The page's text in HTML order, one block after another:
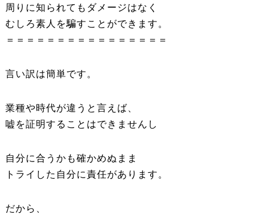
周りに知られてもダメージはなく
むしろ素人を騙すことができます。
＝＝＝＝＝＝＝＝＝＝＝＝＝＝＝＝
言い訳は簡単です。
業種や時代が違うと言えば、
嘘を証明することはできませんし
自分に合うかも確かめぬまま
トライした自分に責任があります。
だから、